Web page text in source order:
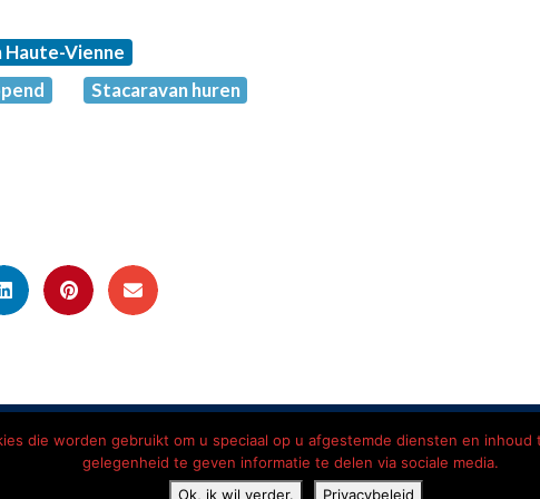
Haute-Vienne
Stacaravan huren
Privacyverklaring Contact Hotels onderweg Frankrijk
English(Engels
die worden gebruikt om u speciaal op u afgestemde diensten en
gelegenheid te geven informatie te delen via sociale media.
Ok, ik wil verder.
Privacybeleid